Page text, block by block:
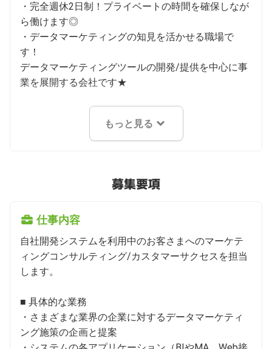
・完全週休2日制！プライベートの時間を確保しなが
ら働けます◎
・データマーケティングの知見を活かせる職場で
す！
データマーケティングツールの開発/提供を中心に事
業を展開する会社です★
もっと見る
募集要項
仕事内容
自社開発システムを利用中のお客さまへのマーケテ
ィングコンサルティング/カスタマーサクセスを担当
します。
■ 具体的な業務
・さまざまな業界の企業に対するデータマーケティ
ング施策の企画と提案